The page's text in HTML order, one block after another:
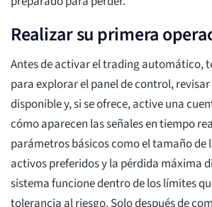
Realizar su primera
Antes de activar el trading automático,
para explorar el panel de control,
disponible y, si se ofrece, active una
cómo aparecen las señales en tiempo
parámetros básicos como el tamaño de
activos preferidos y la pérdida máxima
sistema funcione dentro de los límites